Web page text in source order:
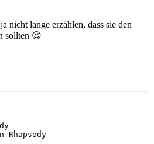
nicht lange erzählen, dass sie den
sollten 😉